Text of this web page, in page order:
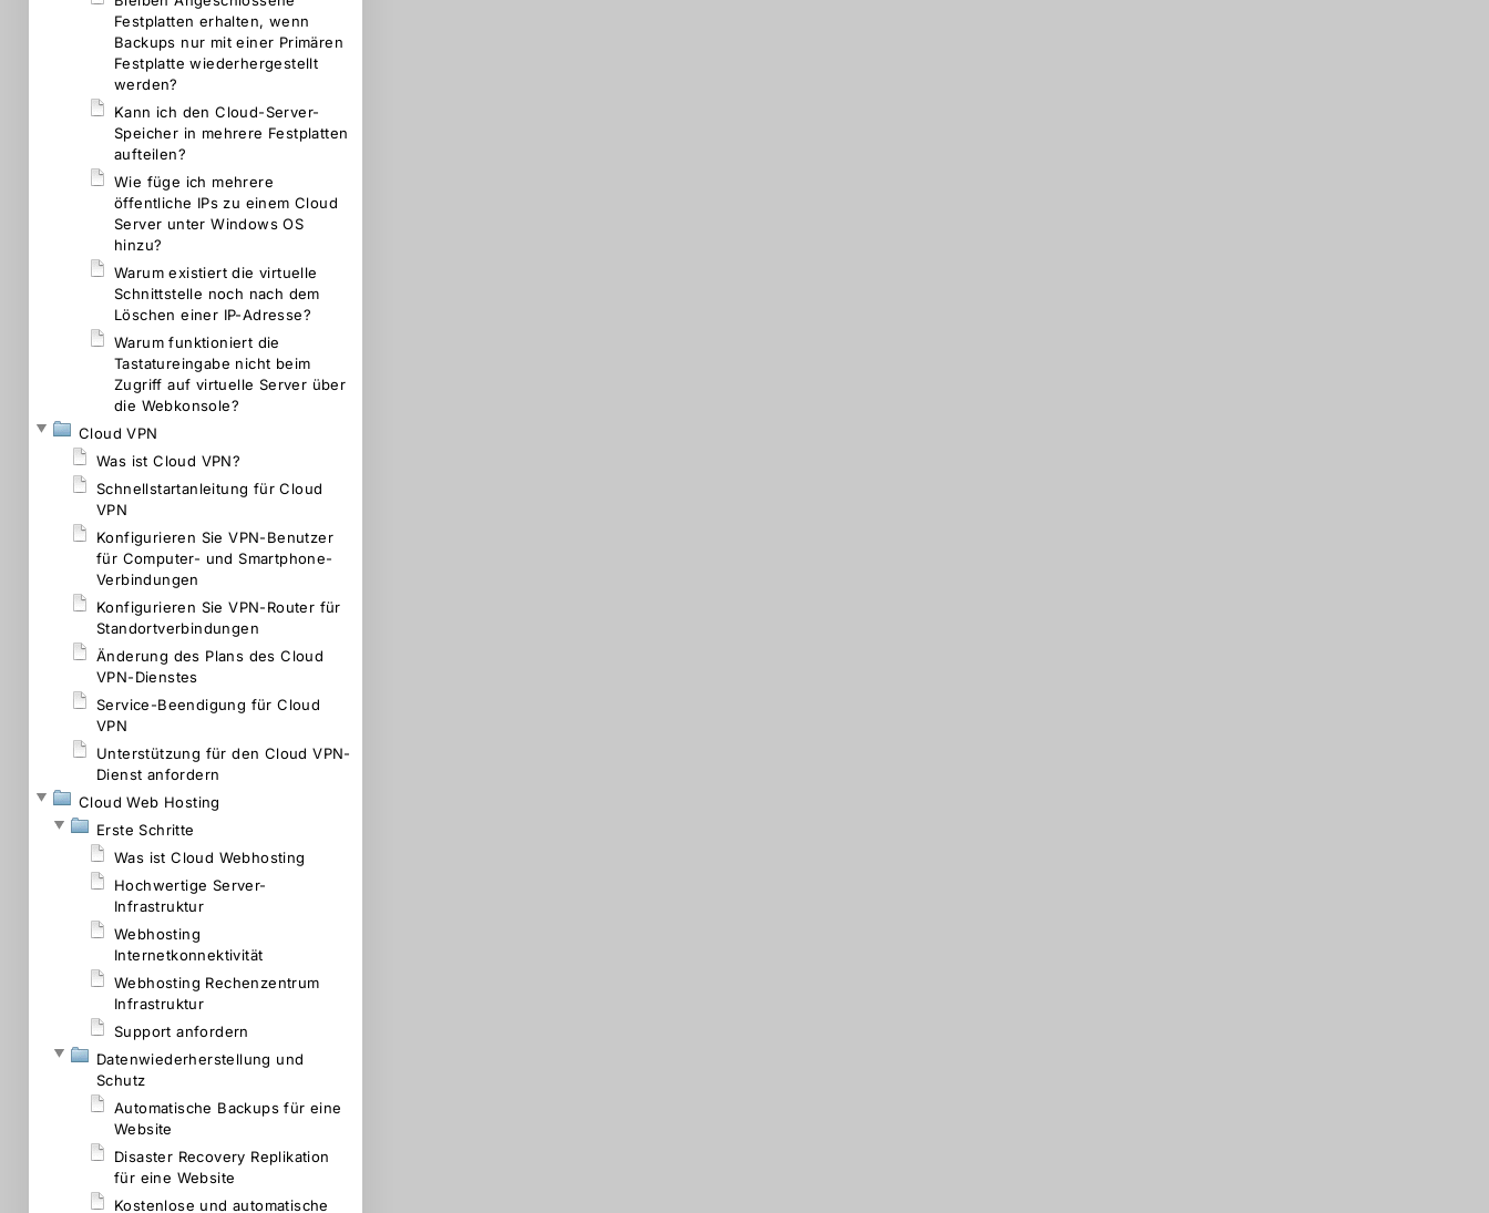
Festplatten erhalten, wenn
Backups nur mit einer Primären
Festplatte wiederhergestellt
werden?
Kann ich den Cloud-Server-
Speicher in mehrere Festplatten
aufteilen?
Wie füge ich mehrere
öffentliche IPs zu einem Cloud
Server unter Windows OS
hinzu?
Warum existiert die virtuelle
Schnittstelle noch nach dem
Löschen einer IP-Adresse?
Warum funktioniert die
Tastatureingabe nicht beim
Zugriff auf virtuelle Server über
die Webkonsole?
Cloud VPN
Was ist Cloud VPN?
Schnellstartanleitung für Cloud
VPN
Konfigurieren Sie VPN-Benutzer
für Computer- und Smartphone-
Verbindungen
Konfigurieren Sie VPN-Router für
Standortverbindungen
Änderung des Plans des Cloud
VPN-Dienstes
Service-Beendigung für Cloud
VPN
Unterstützung für den Cloud VPN-
Dienst anfordern
Cloud Web Hosting
Erste Schritte
Was ist Cloud Webhosting
Hochwertige Server-
Infrastruktur
Webhosting
Internetkonnektivität
Webhosting Rechenzentrum
Infrastruktur
Support anfordern
Datenwiederherstellung und
Schutz
Automatische Backups für eine
Website
Disaster Recovery Replikation
für eine Website
Kostenlose und automatische